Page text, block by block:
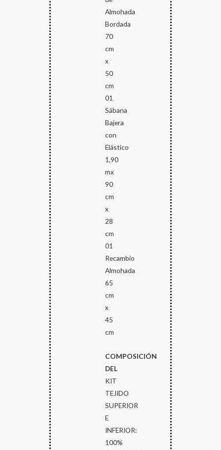
Almohada
Bordada
70
cm
x
50
cm
01
Sábana
Bajera
con
Elástico
1,90
mx
90
cm
x
28
cm
01
Recambio
Almohada
65
cm
x
45
cm
COMPOSICIÓN
DEL
KIT
TEJIDO
SUPERIOR
E
INFERIOR:
100%